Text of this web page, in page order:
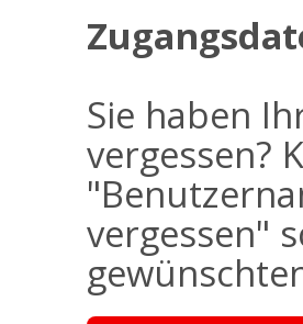
Sie haben
vergessen?
vergessen"